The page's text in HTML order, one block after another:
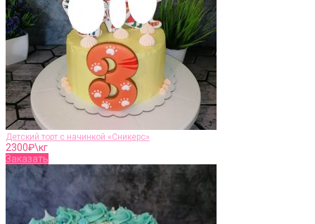
Детский торт с начинкой «Сникерс»
2300₽\кг
Заказать